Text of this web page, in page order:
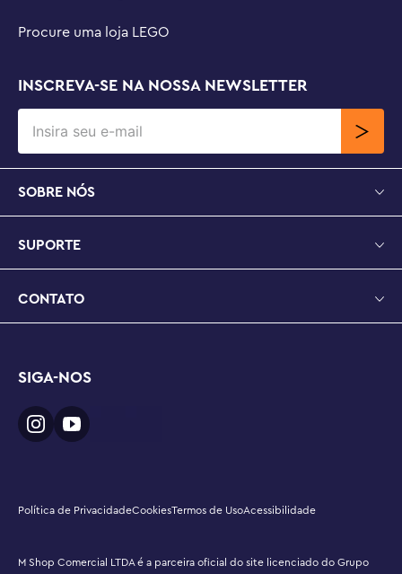
Procure uma loja LEGO
INSCREVA-SE NA NOSSA NEWSLETTER
SOBRE NÓS
SUPORTE
CONTATO
SIGA-NOS
Política de PrivacidadeCookiesTermos de UsoAcessibilidade
M Shop Comercial LTDA é a parceira oficial do site licenciado do Grupo